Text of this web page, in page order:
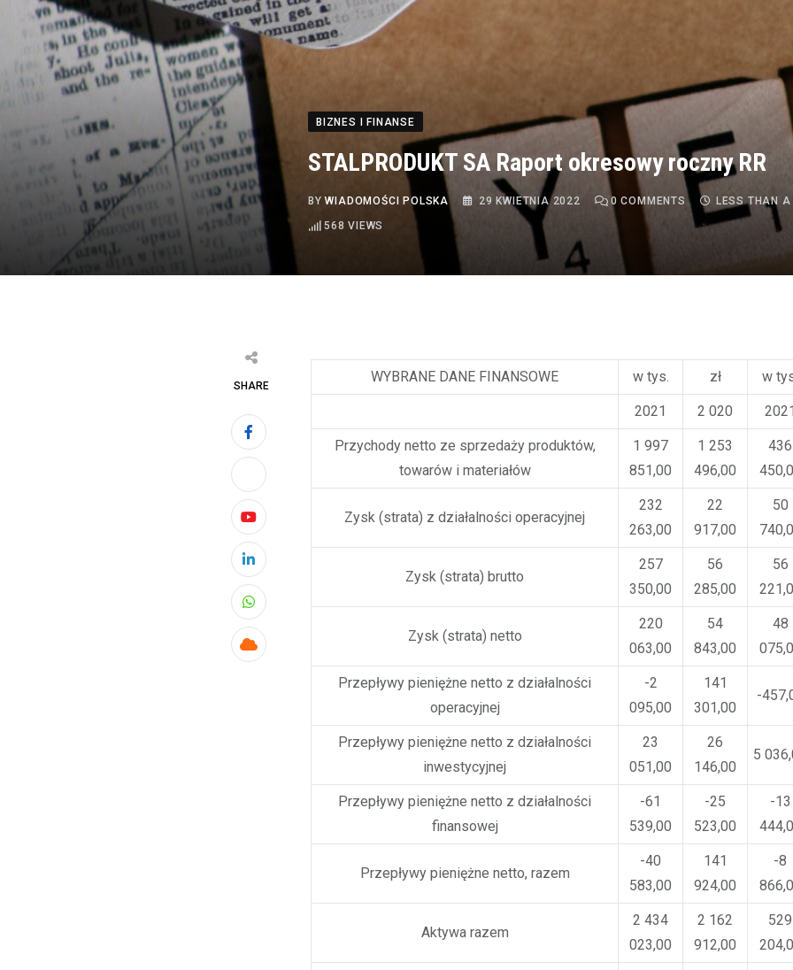
BIZNES I FINANSE
STALPRODUKT SA Raport okresowy roczny RR
BYWIADOMOŚCI POLSKA 29 KWIETNIA 2022 0 COMMENTS
LESS THAN A
568 VIEWS
SHARE
Youtube
LinkedIn
Whatsapp
Cloud
WYBRANE DANE FINANSOWE w tys. zł w
2021 2 020 2021
Przychody netto ze sprzedaży produktów,
towarów i materiałów
1 997
851,00
1 253
496,00
436
Zysk (strata) z działalności operacyjnej
232
263,00
22
917,00
50
Zysk (strata) brutto
257
350,00
56
285,00
56
Zysk (strata) netto
220
063,00
54
843,00
48
Przepływy pieniężne netto z działalności
operacyjnej
-2
095,00
141
301,00
-
Przepływy pieniężne netto z działalności
inwestycyjnej
23
051,00
26
146,00
5
Przepływy pieniężne netto z działalności
finansowej
-61
539,00
-25
523,00
-13
Przepływy pieniężne netto, razem
-40
583,00
141
924,00
-8
Aktywa razem
2 434
023,00
2 162
912,00
529